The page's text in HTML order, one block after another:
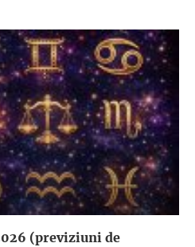
(previziuni de